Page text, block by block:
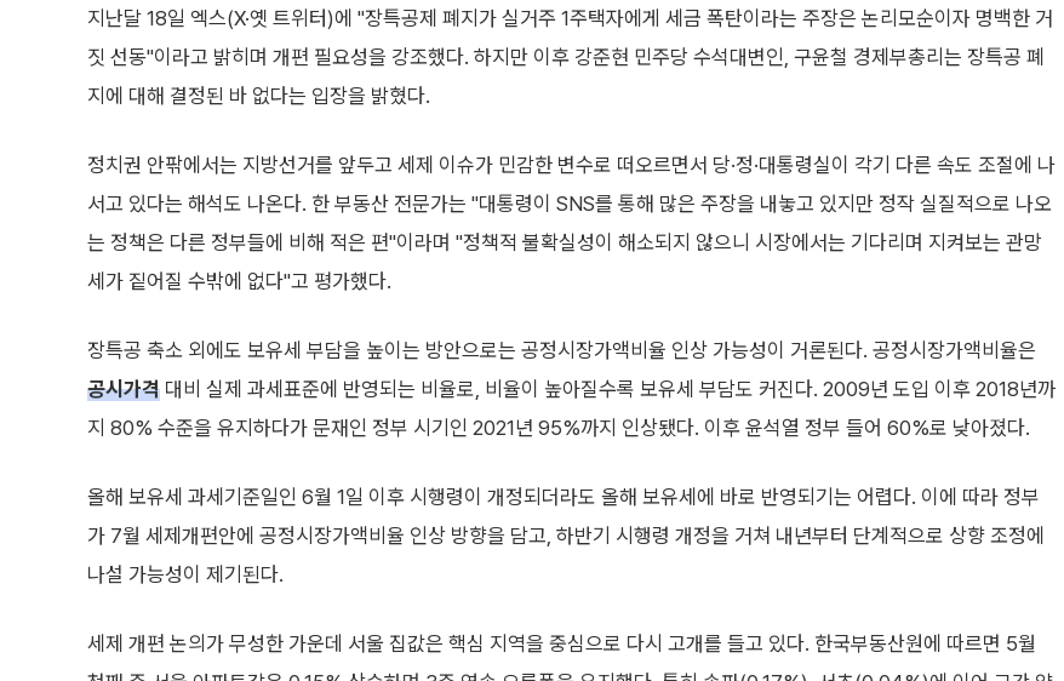
지난달 18일 엑스(X·옛 트위터)에 "장특공제 폐지가 실거주 1주택자에게 세금 폭탄이라는 주장은 논리모순이자 명백한 거
짓 선동"이라고 밝히며 개편 필요성을 강조했다. 하지만 이후 강준현 민주당 수석대변인, 구윤철 경제부총리는 장특공 폐
지에 대해 결정된 바 없다는 입장을 밝혔다.
정치권 안팎에서는 지방선거를 앞두고 세제 이슈가 민감한 변수로 떠오르면서 당·정·대통령실이 각기 다른 속도 조절에 나
서고 있다는 해석도 나온다. 한 부동산 전문가는 "대통령이 SNS를 통해 많은 주장을 내놓고 있지만 정작 실질적으로 나오
는 정책은 다른 정부들에 비해 적은 편"이라며 "정책적 불확실성이 해소되지 않으니 시장에서는 기다리며 지켜보는 관망
세가 짙어질 수밖에 없다"고 평가했다.
장특공 축소 외에도 보유세 부담을 높이는 방안으로는 공정시장가액비율 인상 가능성이 거론된다. 공정시장가액비율은
공시가격 대비 실제 과세표준에 반영되는 비율로, 비율이 높아질수록 보유세 부담도 커진다. 2009년 도입 이후 2018년까
지 80% 수준을 유지하다가 문재인 정부 시기인 2021년 95%까지 인상됐다. 이후 윤석열 정부 들어 60%로 낮아졌다.
올해 보유세 과세기준일인 6월 1일 이후 시행령이 개정되더라도 올해 보유세에 바로 반영되기는 어렵다. 이에 따라 정부
가 7월 세제개편안에 공정시장가액비율 인상 방향을 담고, 하반기 시행령 개정을 거쳐 내년부터 단계적으로 상향 조정에
나설 가능성이 제기된다.
세제 개편 논의가 무성한 가운데 서울 집값은 핵심 지역을 중심으로 다시 고개를 들고 있다. 한국부동산원에 따르면 5월